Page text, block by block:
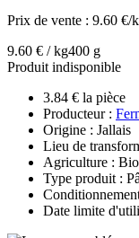
Prix de vente : 9.60 €/
9.60 € / kg400 g
Produit indisponible
3.84 € la pièce
Producteur :
Origine : Jallais
Lieu de
Agriculture :
Type produit :
Date limite